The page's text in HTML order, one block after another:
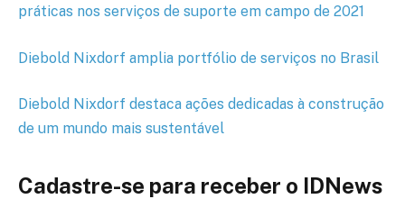
práticas nos serviços de suporte em campo de 2021
Diebold Nixdorf amplia portfólio de serviços no Brasil
Diebold Nixdorf destaca ações dedicadas à construção
de um mundo mais sustentável
Cadastre-se para receber o IDNews